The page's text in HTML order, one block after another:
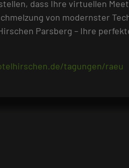
dass Ihre virtuellen
von modernster
Parsberg – Ihre
tagungen/raeu